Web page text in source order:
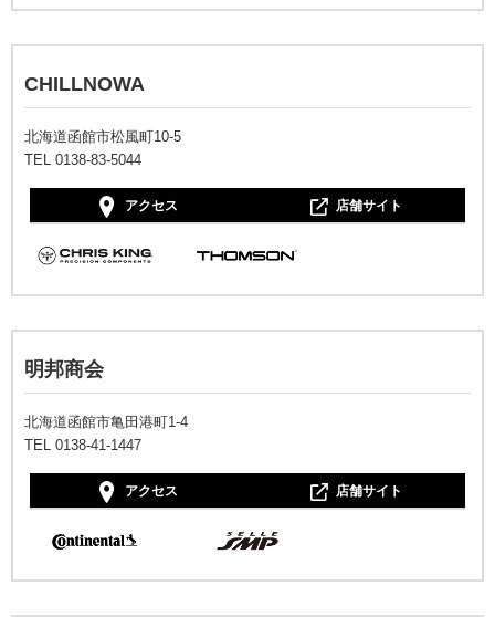
CHILLNOWA
北海道函館市松風町10-5
TEL 0138-83-5044
アクセス 店舗サイト
明邦商会
北海道函館市亀田港町1-4
TEL 0138-41-1447
アクセス 店舗サイト